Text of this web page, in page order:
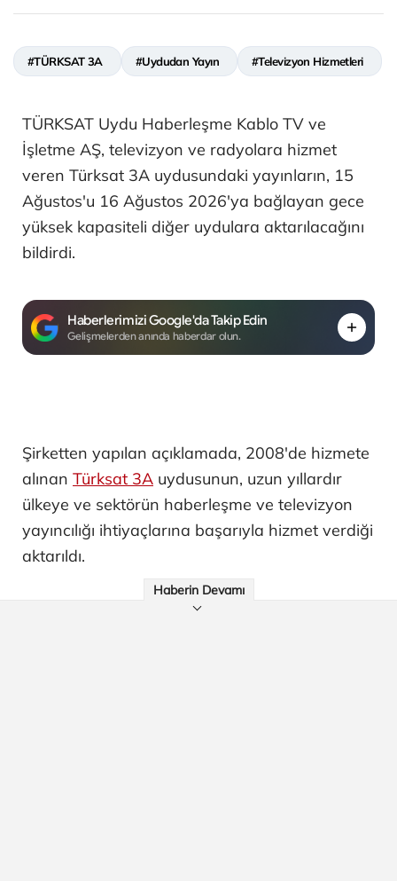
#TÜRKSAT 3A #Uydudan Yayın #Televizyon Hizmetleri
TÜRKSAT Uydu Haberleşme Kablo TV ve
İşletme AŞ, televizyon ve radyolara hizmet
veren Türksat 3A uydusundaki yayınların, 15
Ağustos'u 16 Ağustos 2026'ya bağlayan gece
yüksek kapasiteli diğer uydulara aktarılacağını
bildirdi.
Haberlerimizi Google'da Takip Edin
Gelişmelerden anında haberdar olun.
Şirketten yapılan açıklamada, 2008'de hizmete
alınan Türksat 3A uydusunun, uzun yıllardır
ülkeye ve sektörün haberleşme ve televizyon
yayıncılığı ihtiyaçlarına başarıyla hizmet verdiği
aktarıldı.
Haberin Devamı